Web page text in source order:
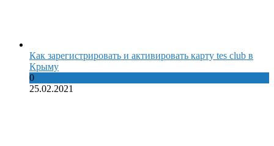
Как зарегистрировать и активировать карту tes club в
Крыму
0
25.02.2021